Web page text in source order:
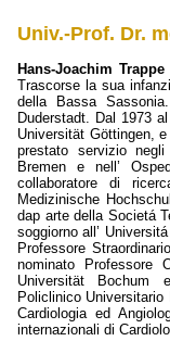
Univ.-Prof. Dr.
Hans-Joachim Trappe
Trascorse la sua
della Bassa
Duderstadt. Dal 1973
Universität Göttingen,
prestato servizio negli
Bremen e nell’
collaboratore di
Medizinische
dap arte della Societá
soggiorno all’
Professore
nominato Professore
Universität Bochum
Policlinico
Cardiologia ed
internazionali di